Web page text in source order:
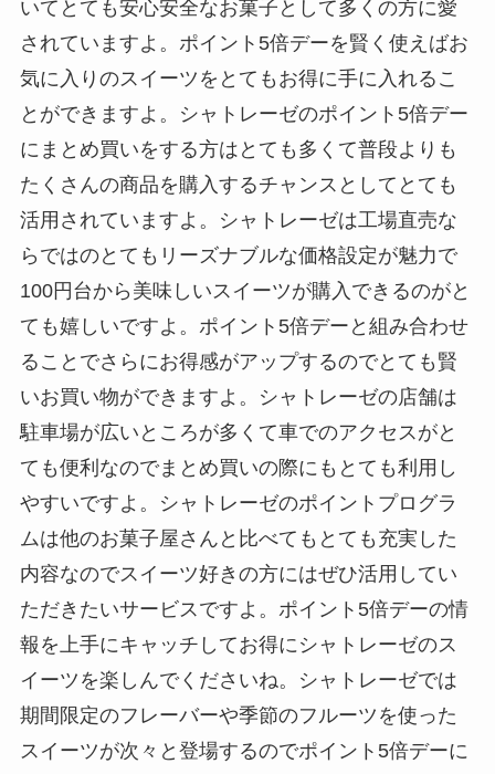
いてとても安心安全なお菓子として多くの方に愛
されていますよ。ポイント5倍デーを賢く使えばお
気に入りのスイーツをとてもお得に手に入れるこ
とができますよ。シャトレーゼのポイント5倍デー
にまとめ買いをする方はとても多くて普段よりも
たくさんの商品を購入するチャンスとしてとても
活用されていますよ。シャトレーゼは工場直売な
らではのとてもリーズナブルな価格設定が魅力で
100円台から美味しいスイーツが購入できるのがと
ても嬉しいですよ。ポイント5倍デーと組み合わせ
ることでさらにお得感がアップするのでとても賢
いお買い物ができますよ。シャトレーゼの店舗は
駐車場が広いところが多くて車でのアクセスがと
ても便利なのでまとめ買いの際にもとても利用し
やすいですよ。シャトレーゼのポイントプログラ
ムは他のお菓子屋さんと比べてもとても充実した
内容なのでスイーツ好きの方にはぜひ活用してい
ただきたいサービスですよ。ポイント5倍デーの情
報を上手にキャッチしてお得にシャトレーゼのス
イーツを楽しんでくださいね。シャトレーゼでは
期間限定のフレーバーや季節のフルーツを使った
スイーツが次々と登場するのでポイント5倍デーに